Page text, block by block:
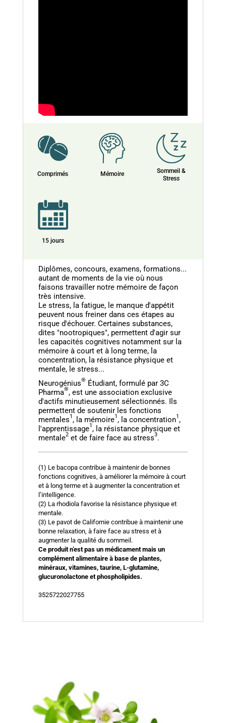
Comprimés Mémoire
Sommeil &
Stress
15 jours
Diplômes, concours, examens, formations...
autant de moments de la vie où nous
faisons travailler notre mémoire de façon
très intensive.
Le stress, la fatigue, le manque d'appétit
peuvent nous freiner dans ces étapes au
risque d'échouer. Certaines substances,
dites "nootropiques", permettent d'agir sur
les capacités cognitives notamment sur la
mémoire à court et à long terme, la
concentration, la résistance physique et
mentale, le stress...
Neurogénius® Étudiant, formulé par 3C
Pharma®, est une association exclusive
d'actifs minutieusement sélectionnés. Ils
permettent de soutenir les fonctions
mentales1, la mémoire1, la concentration1,
l'apprentissage1, la résistance physique et
mentale2et de faire face au stress3.
(1) Le bacopa contribue à maintenir de bonnes
fonctions cognitives, à améliorer la mémoire à court
et à long terme et à augmenter la concentration et
l’intelligence.
(2) La rhodiola favorise la résistance physique et
mentale.
(3) Le pavot de Californie contribue à maintenir une
bonne relaxation, à faire face au stress et à
augmenter la qualité du sommeil.
Ce produit n’est pas un médicament mais un
complément alimentaire à base de plantes,
minéraux, vitamines, taurine, L-glutamine,
glucuronolactone et phospholipides.
3525722027755